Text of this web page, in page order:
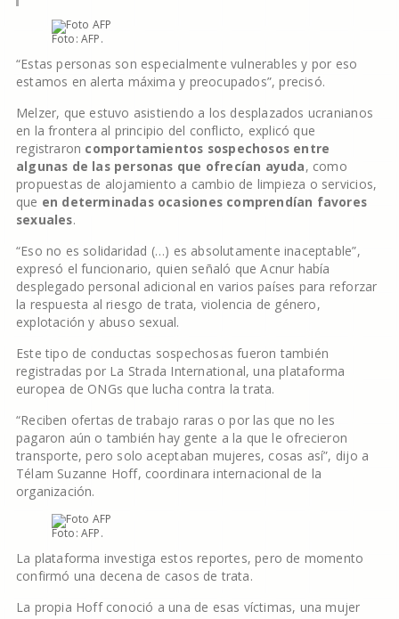
Foto: AFP.
“Estas personas son especialmente vulnerables y por eso
estamos en alerta máxima y preocupados”, precisó.
Melzer, que estuvo asistiendo a los desplazados ucranianos
en la frontera al principio del conflicto, explicó que
registraron comportamientos sospechosos entre
algunas de las personas que ofrecían ayuda, como
propuestas de alojamiento a cambio de limpieza o servicios,
que en determinadas ocasiones comprendían favores
sexuales.
“Eso no es solidaridad (…) es absolutamente inaceptable”,
expresó el funcionario, quien señaló que Acnur había
desplegado personal adicional en varios países para reforzar
la respuesta al riesgo de trata, violencia de género,
explotación y abuso sexual.
Este tipo de conductas sospechosas fueron también
registradas por La Strada International, una plataforma
europea de ONGs que lucha contra la trata.
“Reciben ofertas de trabajo raras o por las que no les
pagaron aún o también hay gente a la que le ofrecieron
transporte, pero solo aceptaban mujeres, cosas así”, dijo a
Télam Suzanne Hoff, coordinara internacional de la
organización.
Foto: AFP.
La plataforma investiga estos reportes, pero de momento
confirmó una decena de casos de trata.
La propia Hoff conoció a una de esas víctimas, una mujer